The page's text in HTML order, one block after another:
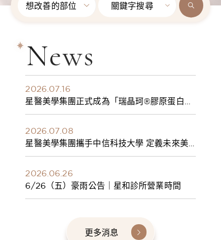
想改善的部位 關鍵字搜尋
News
2026.07.16
星醫美學集團正式成為「瑞晶珂®膠原蛋白植
入劑」台灣獨家總代理
2026.07.08
星醫美學集團攜手中信科技大學 定義未來美
學人才新標準 建構健康美學產學共育模式 串
2026.06.26
6/26（五）豪雨公告｜星和診所營業時間
更多消息